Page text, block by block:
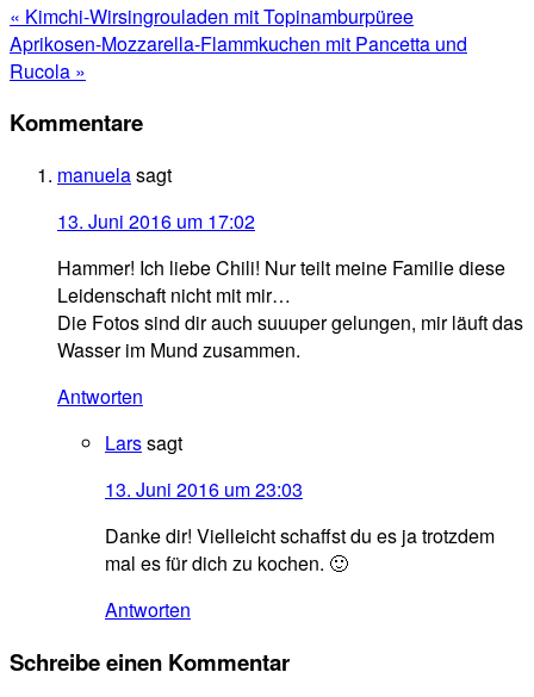
« Kimchi-Wirsingrouladen mit Topinamburpüree
Aprikosen-Mozzarella-Flammkuchen mit Pancetta und
Rucola »
Kommentare
manuelasagt
13. Juni 2016 um 17:02
Hammer! Ich liebe Chili! Nur teilt meine Familie diese
Leidenschaft nicht mit mir…
Die Fotos sind dir auch suuuper gelungen, mir läuft das
Wasser im Mund zusammen.
Antworten
Larssagt
13. Juni 2016 um 23:03
Danke dir! Vielleicht schaffst du es ja trotzdem
mal es für dich zu kochen. 🙂
Antworten
Schreibe einen Kommentar